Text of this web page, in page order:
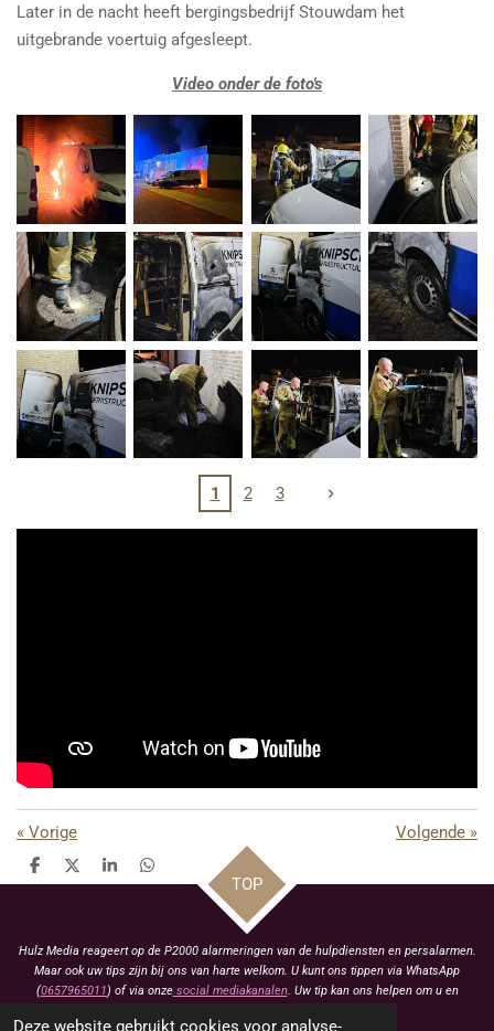
Deze website gebruikt cookies voor analyse-
Later in de nacht heeft bergingsbedrijf Stouwdam het
uitgebrande voertuig afgesleept.
Video onder de foto's
1 2 3
« Vorige Volgende »
D
e
D
e
S
h
D
e
TOP
Hulz Media reageert op de P2000 alarmeringen van de hulpdiensten en persalarmen.
Maar ook uw tips zijn bij ons van harte welkom. U kunt ons tippen via WhatsApp
(0657965011) of via onzesocial mediakanalen. Uw tip kan ons helpen om u en